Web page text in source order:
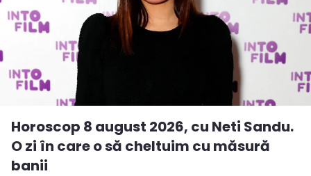
Horoscop 8 august 2026, cu Neti Sandu.
O zi în care o să cheltuim cu măsură
banii